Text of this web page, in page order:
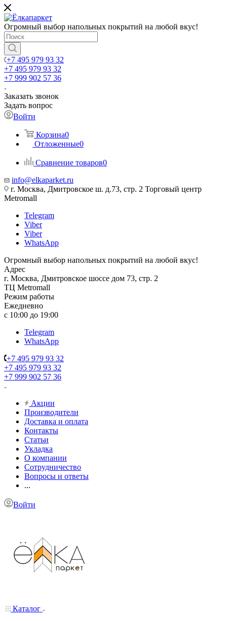
Огромный выбор напольных покрытий на любой вкус!
+7 495 979 93 32
+7 495 979 93 32
+7 999 902 57 36
Заказать звонок
Задать вопрос
Войти
Корзина0
Отложенные0
Сравнение товаров0
info@elkaparket.ru
г. Москва, Дмитровское ш. д.73, стр. 2 Торговый центр
Metromall
Telegram
Viber
Viber
WhatsApp
Огромный выбор напольных покрытий на любой вкус!
Адрес
г. Москва, Дмитровское шоссе дом 73, стр. 2
ТЦ Metromall
Режим работы
Ежедневно
с 10:00 до 19:00
Telegram
WhatsApp
+7 495 979 93 32
+7 495 979 93 32
+7 999 902 57 36
Акции
Производители
Доставка и оплата
Контакты
Статьи
Укладка
О компании
Сотрудничество
Вопросы и ответы
...
Войти
Каталог